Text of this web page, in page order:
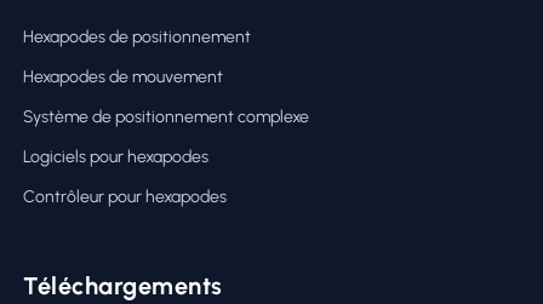
Hexapodes de positionnement
Hexapodes de mouvement
Système de positionnement complexe
Logiciels pour hexapodes
Contrôleur pour hexapodes
Téléchargements